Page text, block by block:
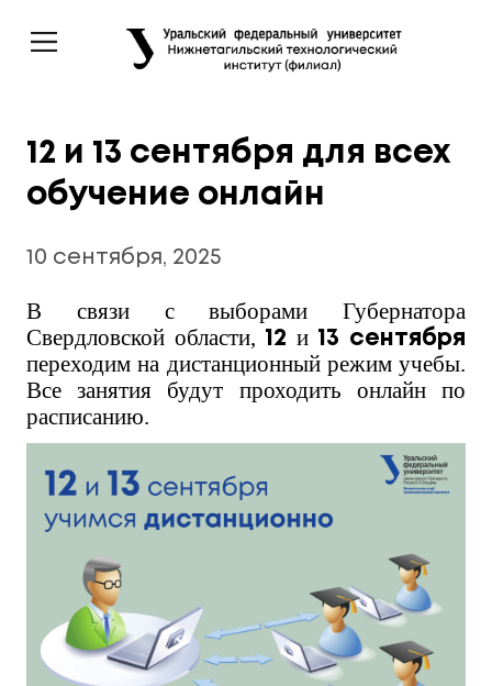
12 и 13 сентября для всех
обучение онлайн
10 сентября, 2025
В связи с выборами Губернатора
Свердловской области, 12 и 13 сентября
переходим на дистанционный режим учебы.
Все занятия будут проходить онлайн по
расписанию.